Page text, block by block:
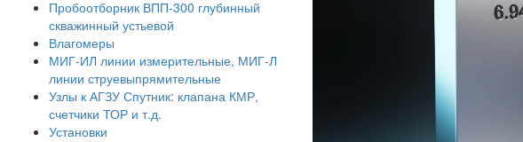
Пробоотборник ВПП-300 глубинный
скважинный устьевой
Влагомеры
МИГ-ИЛ линии измерительные, МИГ-Л
линии струевыпрямительные
Узлы к АГЗУ Спутник: клапана КМР,
счетчики ТОР и т.д.
Установки